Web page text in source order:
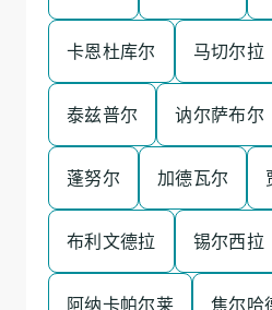
卡恩杜库尔 马切尔拉
泰兹普尔 讷尔萨布尔
蓬努尔 加德瓦尔
布利文德拉 锡尔西拉
阿纳卡帕尔莱 焦尔哈